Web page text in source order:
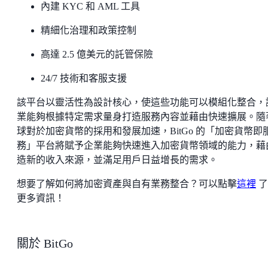
內建 KYC 和 AML 工具
精細化治理和政策控制
高達 2.5 億美元的託管保險
24/7 技術和客服支援
該平台以靈活性為設計核心，使這些功能可以模組化整合，
業能夠根據特定需求量身打造服務內容並藉由快速擴展。隨
球對於加密貨幣的採用和發展加速，BitGo 的「加密貨幣即
務」平台將賦予企業能夠快速進入加密貨幣領域的能力，藉
造新的收入來源，並滿足用戶日益增長的需求。
想要了解如何將加密資產與自有業務整合？可以點擊這裡
更多資訊！
關於 BitGo